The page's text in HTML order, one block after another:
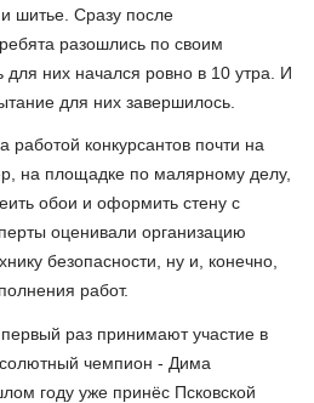
шитье. Сразу после
разошлись по своим
них начался ровно в 10 утра. И
для них завершилось.
конкурсантов почти на
на площадке по малярному делу,
обои и оформить стену с
оценивали организацию
безопасности, ну и, конечно,
работ.
раз принимают участие в
чемпион - Дима
году уже принёс Псковской